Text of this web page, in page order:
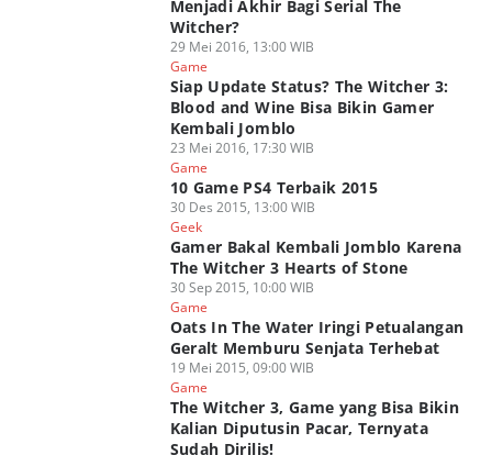
Menjadi Akhir Bagi Serial The
Witcher?
29 Mei 2016, 13:00 WIB
Game
Siap Update Status? The Witcher 3:
Blood and Wine Bisa Bikin Gamer
Kembali Jomblo
23 Mei 2016, 17:30 WIB
Game
10 Game PS4 Terbaik 2015
30 Des 2015, 13:00 WIB
Geek
Gamer Bakal Kembali Jomblo Karena
The Witcher 3 Hearts of Stone
30 Sep 2015, 10:00 WIB
Game
Oats In The Water Iringi Petualangan
Geralt Memburu Senjata Terhebat
19 Mei 2015, 09:00 WIB
Game
The Witcher 3, Game yang Bisa Bikin
Kalian Diputusin Pacar, Ternyata
Sudah Dirilis!